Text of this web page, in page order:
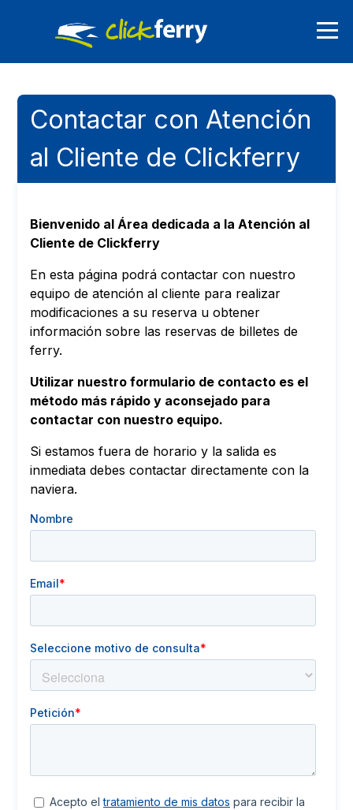
Contactar con Atención
al Cliente de Clickferry
Bienvenido al Área dedicada a la Atención al
Cliente de Clickferry
En esta página podrá contactar con nuestro
equipo de atención al cliente para realizar
modificaciones a su reserva u obtener
información sobre las reservas de billetes de
ferry.
Utilizar nuestro formulario de contacto es el
método más rápido y aconsejado para
contactar con nuestro equipo.
Si estamos fuera de horario y la salida es
inmediata debes contactar directamente con la
naviera.